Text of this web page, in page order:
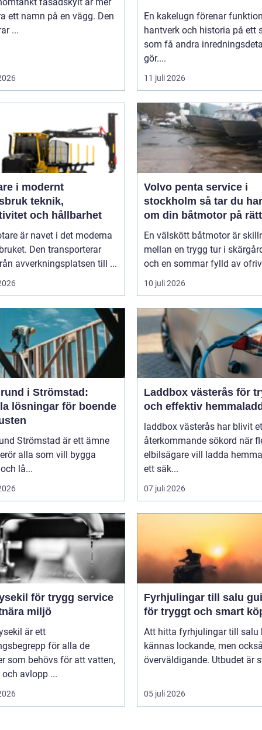
fasadskylt är mer
ett namn på en vägg. Den
...
En kakelugn förenar
hantverk och historia på ett
som få andra
gör....
11 juli 2026
i modernt
teknik,
och hållbarhet
är navet i det moderna
Den transporterar
avverkningsplatsen till ...
Volvo penta service i
stockholm så tar du hand
om din båtmotor på
En välskött båtmotor är
mellan en trygg tur i
och en sommar fylld av
10 juli 2026
i Strömstad:
lösningar för boende
Strömstad är ett ämne
alla som vill bygga
lå...
Laddbox västerås för
och effektiv
laddbox västerås har blivit
återkommande sökord när
elbilsägare vill ladda
ett säk...
07 juli 2026
för trygg service
miljö
är ett
för alla de
som behövs för att vatten,
avlopp ...
Fyrhjulingar till salu guide
för tryggt och smart
Att hitta fyrhjulingar till salu
kännas lockande, men
överväldigande. Utbudet är
05 juli 2026